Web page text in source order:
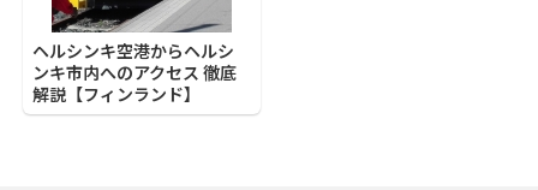
ヘルシンキ空港からヘルシ
ンキ市内へのアクセス 徹底
解説【フィンランド】